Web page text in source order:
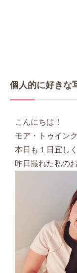
個人的に好き
こんにちは！
モア・トゥイン
本日も１日宜し
昨日撮れた私の